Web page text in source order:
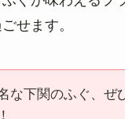
せます。
な下関のふぐ、ぜ